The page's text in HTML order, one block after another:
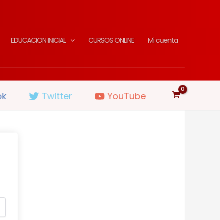
EDUCACION INICIAL CURSOS ONLINE Mi cuenta
Twitter YouTube